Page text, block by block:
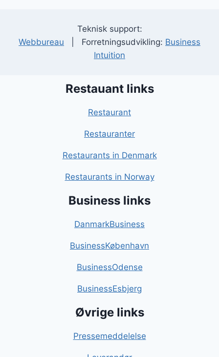
Teknisk support:
Webbureau | Forretningsudvikling: Business
Intuition
Restauant links
Restaurant
Restauranter
Restaurants in Denmark
Restaurants in Norway
Business links
DanmarkBusiness
BusinessKøbenhavn
BusinessOdense
BusinessEsbjerg
Øvrige links
Pressemeddelelse